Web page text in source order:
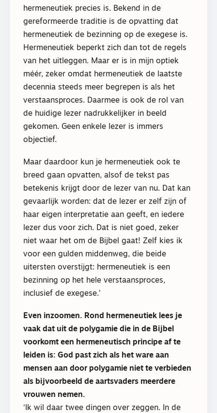
hermeneutiek precies is. Bekend in de
gereformeerde traditie is de opvatting dat
hermeneutiek de bezinning op de exegese is.
Hermeneutiek beperkt zich dan tot de regels
van het uitleggen. Maar er is in mijn optiek
méér, zeker omdat hermeneutiek de laatste
decennia steeds meer begrepen is als het
verstaansproces. Daarmee is ook de rol van
de huidige lezer nadrukkelijker in beeld
gekomen. Geen enkele lezer is immers
objectief.
Maar daardoor kun je hermeneutiek ook te
breed gaan opvatten, alsof de tekst pas
betekenis krijgt door de lezer van nu. Dat kan
gevaarlijk worden: dat de lezer er zelf zijn of
haar eigen interpretatie aan geeft, en iedere
lezer dus voor zich. Dat is niet goed, zeker
niet waar het om de Bijbel gaat! Zelf kies ik
voor een gulden middenweg, die beide
uitersten overstijgt: hermeneutiek is een
bezinning op het hele verstaansproces,
inclusief de exegese.’
Even inzoomen. Rond hermeneutiek lees je
vaak dat uit de polygamie die in de Bijbel
voorkomt een hermeneutisch principe af te
leiden is: God past zich als het ware aan
mensen aan door polygamie niet te verbieden
als bijvoorbeeld de aartsvaders meerdere
vrouwen nemen.
‘Ik wil daar twee dingen over zeggen. In de